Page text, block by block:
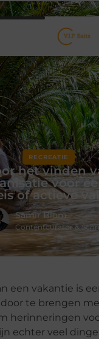
RECREATIE
het vinden
voor
of actieve
Samir Blom
Contentcurator &
een vakantie is
te brengen
herinneringen
echter veel